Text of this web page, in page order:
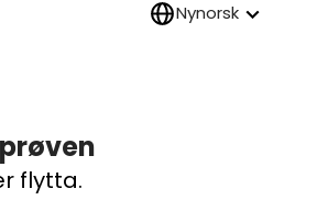
Nynorsk
flytta.